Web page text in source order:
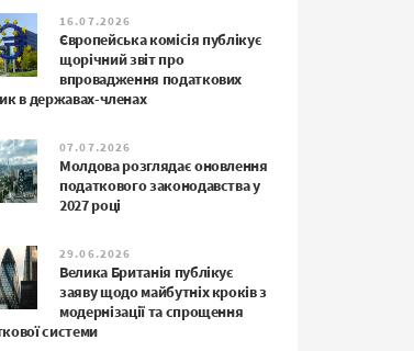
16.07.2026
Європейська комісія публікує
щорічний звіт про
впровадження податкових
в державах-членах
07.07.2026
Молдова розглядає оновлення
податкового законодавства у
2027 році
29.06.2026
Велика Британія публікує
заяву щодо майбутніх кроків з
модернізації та спрощення
системи